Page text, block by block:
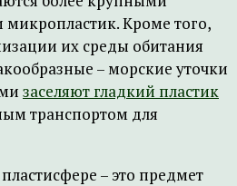
Кроме того,
их среды обитания
– морские уточки
заселяют гладкий пластик
транспортом для
– это предмет